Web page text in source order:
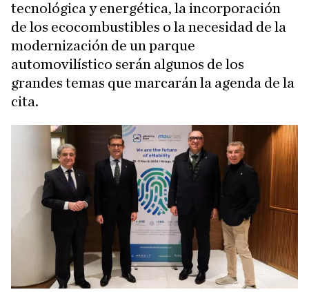
tecnológica y energética, la incorporación
de los ecocombustibles o la necesidad de la
modernización de un parque
automovilístico serán algunos de los
grandes temas que marcarán la agenda de la
cita.